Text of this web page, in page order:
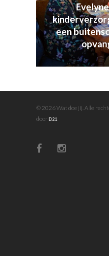
een
© 2026 Wat doe jij. Alle
doorD21